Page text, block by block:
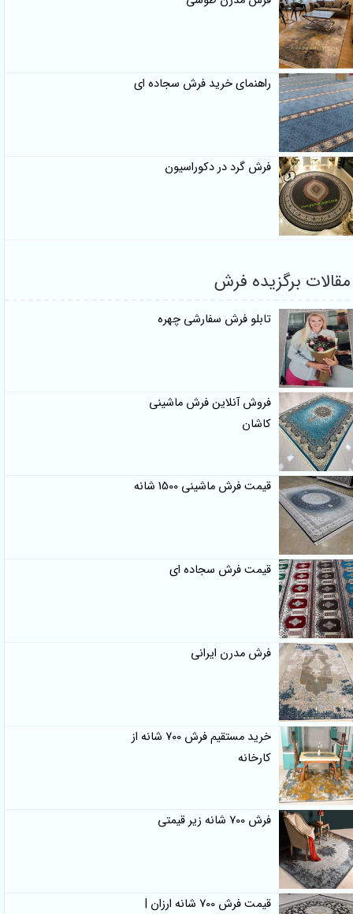
راهنمای خرید فرش سجاده ای
فرش گرد در دکوراسیون
مقالات برگزیده فرش
تابلو فرش سفارشی چهره
فروش آنلاین فرش ماشینی
کاشان
قیمت فرش ماشینی 1500 شانه
قیمت فرش سجاده ای
فرش مدرن ایرانی
خرید مستقیم فرش 700 شانه از
کارخانه
فرش 700 شانه زیر قیمتی
قیمت فرش 700 شانه ارزان |